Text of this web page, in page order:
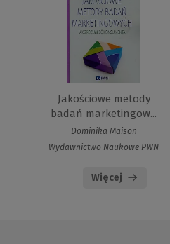
Jakościowe metody
badań marketingow...
Dominika Maison
Wydawnictwo Naukowe PWN
Więcej